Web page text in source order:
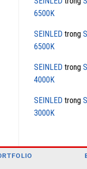
6500K
SEINLED trong
6500K
SEINLED trong
4000K
SEINLED trong
3000K